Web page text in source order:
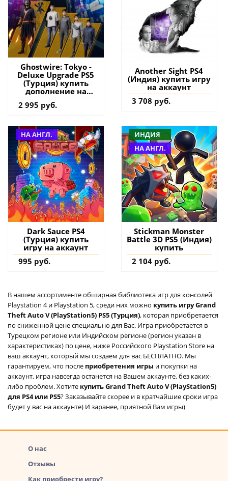
Ghostwire: Tokyo -
Deluxe Upgrade PS5
(Турция) купить
дополнение на
аккаунт
2 995 руб.
Another Sight PS4
(Индия) купить игру
на аккаунт
3 708 руб.
НА АНГЛ.
Dark Sauce PS4
(Турция) купить
игру на аккаунт
995 руб.
ИНДИЯ
НА АНГЛ.
Stickman Monster
Battle 3D PS5 (Индия)
купить
2 104 руб.
В нашем ассортименте обширная библиотека игр для консолей
Playstation 4 и Playstation 5, среди них можно купить игру Grand
Theft Auto V (PlayStation5) PS5 (Турция), которая приобретается
по сниженной цене специально для Вас. Игра приобретается в
Турецком регионе или Индийском регионе (регион указан в
характеристиках) по цене, ниже Российского Playstation Store на
ваш аккаунт, который мы создаем для вас БЕСПЛАТНО. Мы
гарантируем, что после приобретения игры и покупки на
аккаунт, игра навсегда останется на Вашем аккаунте, без каких-
либо проблем. Хотите купить Grand Theft Auto V (PlayStation5)
для PS4 или PS5? Заказывайте скорее и в кратчайшие сроки игра
будет у вас на аккаунте) И заранее, приятной Вам игры)
О нас
Отзывы
Как приобрести игру?